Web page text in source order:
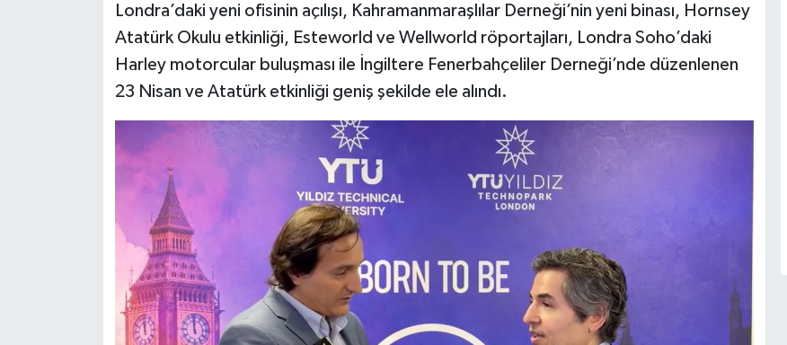
Londra’daki yeni ofisinin açılışı, Kahramanmaraşlılar Derneği’nin yeni binası, Hornsey
Atatürk Okulu etkinliği, Esteworld ve Wellworld röportajları, Londra Soho’daki
Harley motorcular buluşması ile İngiltere Fenerbahçeliler Derneği’nde düzenlenen
23 Nisan ve Atatürk etkinliği geniş şekilde ele alındı.